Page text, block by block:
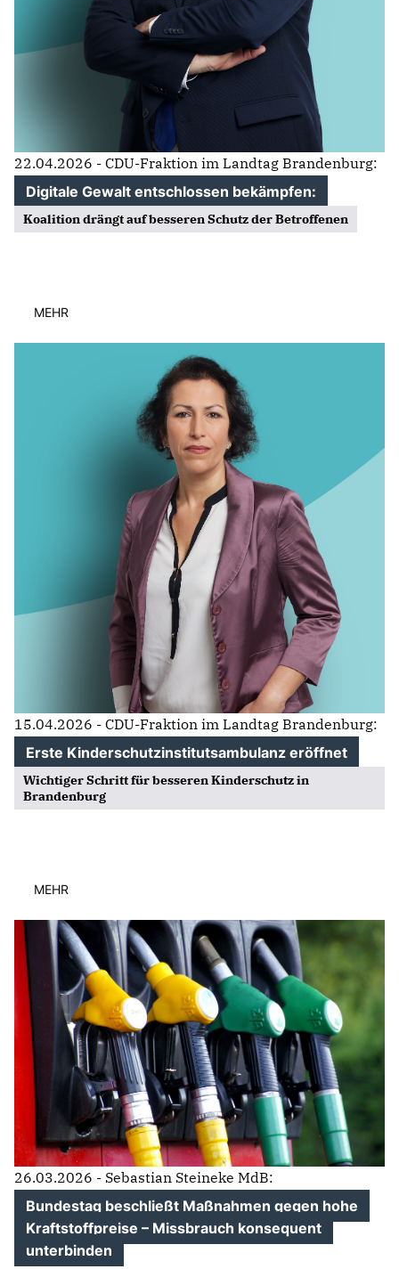
22.04.2026 - CDU-Fraktion im Landtag Brandenburg:
Digitale Gewalt entschlossen bekämpfen:
Koalition drängt auf besseren Schutz der Betroffenen
MEHR
15.04.2026 - CDU-Fraktion im Landtag Brandenburg:
Erste Kinderschutzinstitutsambulanz eröffnet
Wichtiger Schritt für besseren Kinderschutz in
Brandenburg
MEHR
26.03.2026 - Sebastian Steineke MdB:
Bundestag beschließt Maßnahmen gegen hohe
Kraftstoffpreise – Missbrauch konsequent
unterbinden